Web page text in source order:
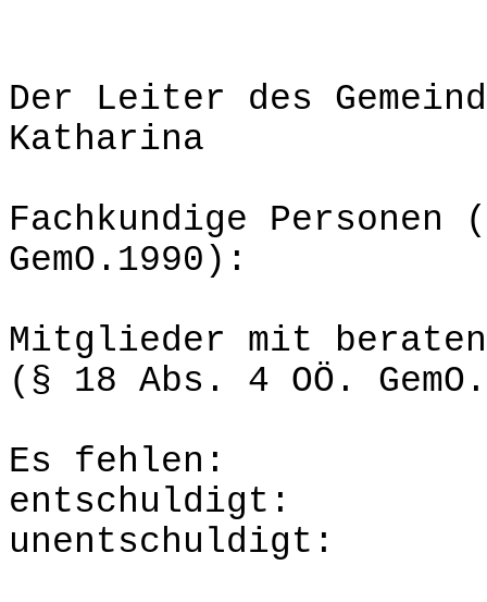
Der Leiter des
Katharina
Fachkundige Personen
GemO.1990):
Mitglieder mit
(§ 18 Abs. 4 OÖ.
Es fehlen:
unentschuldigt: